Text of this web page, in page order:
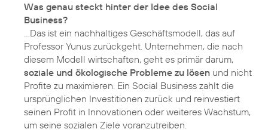
Was genau steckt hinter der Idee des Social
Business?
...Das ist ein nachhaltiges Geschäftsmodell, das auf
Professor Yunus zurückgeht. Unternehmen, die nach
diesem Modell wirtschaften, geht es primär darum,
soziale und ökologische Probleme zu lösen und nicht
Profite zu maximieren. Ein Social Business zahlt die
ursprünglichen Investitionen zurück und reinvestiert
seinen Profit in Innovationen oder weiteres Wachstum,
um seine sozialen Ziele voranzutreiben.